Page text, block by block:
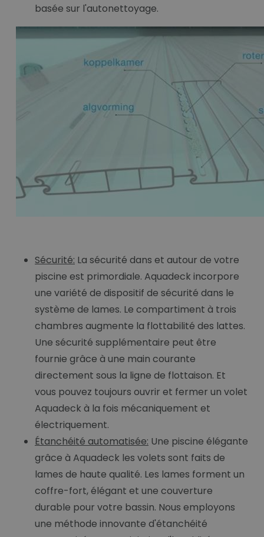
basée sur l'autonettoyage.
Sécurité: La sécurité dans et autour de votre
piscine est primordiale. Aquadeck incorpore
une variété de dispositif de sécurité dans le
système de lames. Le compartiment à trois
chambres augmente la flottabilité des lattes.
Une sécurité supplémentaire peut être
fournie grâce à une main courante
directement sous la ligne de flottaison. Et
vous pouvez toujours ouvrir et fermer un volet
Aquadeck à la fois mécaniquement et
électriquement.
Étanchéité automatisée: Une piscine élégante
grâce à Aquadeck les volets sont faits de
lames de haute qualité. Les lames forment un
coffre-fort, élégant et une couverture
durable pour votre bassin. Nous employons
une méthode innovante d'étanchéité